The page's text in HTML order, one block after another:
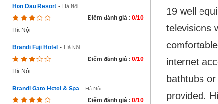
Hon Dau Resort - Hà Nội
Điểm đánh giá : 0/10
Hà Nội
Brandi Fuji Hotel - Hà Nội
Điểm đánh giá : 0/10
Hà Nội
Brandi Gate Hotel & Spa - Hà Nội
Điểm đánh giá : 0/10
19 well
televisions
internet
bathtubs
provided.